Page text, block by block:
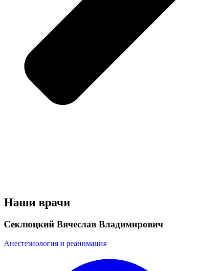
Наши врачи
Секлюцкий Вячеслав Владимирович
Анестезиология и реанимация